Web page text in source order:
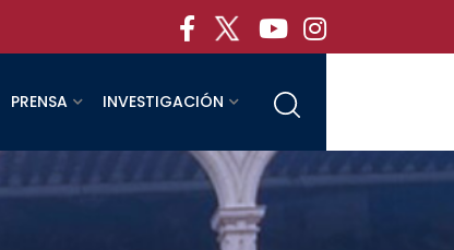
PRENSA INVESTIGACIÓN